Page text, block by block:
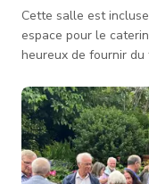
Cette salle est
espace pour le
heureux de fournir
tournages et
un tarif personnalisé